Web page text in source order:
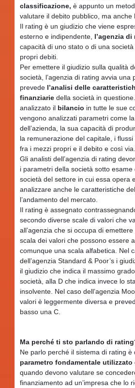
classificazione, è appunto un
valutare il debito pubblico, ma anche
Il rating è un giudizio che viene
esterno e indipendente, l’agenzia di
capacità di uno stato o di una
propri debiti.
Per emettere il giudizio sulla qualità
società, l’agenzia di rating avvia una
prevede l’analisi delle
finanziarie della società in
analizzato il bilancio in tutte le sue
vengono analizzati parametri come
dell’azienda, la sua capacità di
la remunerazione del capitale, i
fra i mezzi propri e il debito e così via.
Gli analisti dell’agenzia di rating
i parametri della società sotto
società del settore in cui essa opera
analizzare anche le caratteristiche
l’andamento del mercato.
Il rating è assegnato
secondo diverse scale di valori che
all’agenzia che si occupa di
scala dei valori che possono essere
comunque una scala alfabetica. Nel
dell’agenzia Standard & Poor’s i
il giudizio che indica il massimo
società, alla D che indica invece lo
insolvente. Nel caso dell’agenzia
valori è leggermente diversa e
basso una C.
Ma perché ti sto parlando di
Ne parlo perché il sistema di rating è
parametro fondamentale utilizzato
quando devono valutare se
finanziamento ad un’impresa che lo